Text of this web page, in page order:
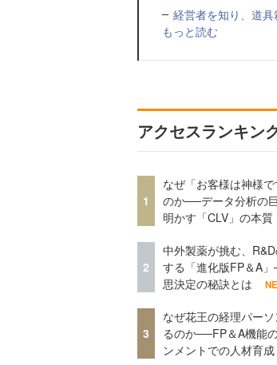
経営者を知り、道
もっと読む
アクセスランキン
1
なぜ「お客様は神様
のか──データ分析の
明かす「CLV」の本質
2
中外製薬が挑む、
する「進化版FP＆A
思決定の秘訣とは
3
なぜ花王の経理パー
るのか──FP＆A機能
ンメントでの人材育成